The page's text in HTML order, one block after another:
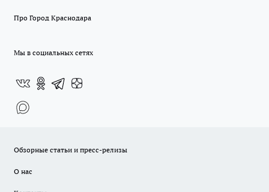
Про Город Краснодара
Мы в социальных сетях
Обзорные статьи и пресс-релизы
О нас